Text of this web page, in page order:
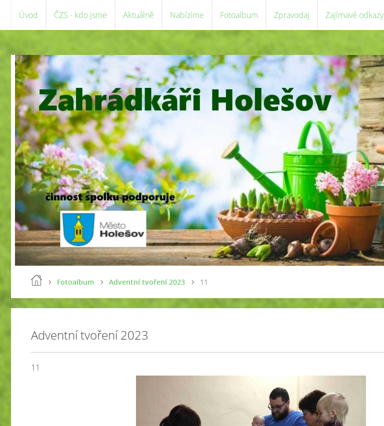
Úvod ČZS - kdo jsme Aktuálně Nabízíme Fotoalbum Zpravodaj Zajímavé odkazy
Fotoalbum Adventní tvoření 2023 11
Adventní tvoření 2023
11